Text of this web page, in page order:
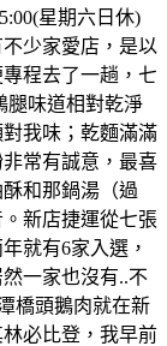
星期六日休)
少家愛店，是以
程去了一趟，七
腿味道相對乾淨
我味；乾麵滿滿
常有誠意，最喜
和那鍋湯（過
新店捷運從七張
就有6家入選，
一家也沒有..不
橋頭鵝肉就在新
必比登，我早前